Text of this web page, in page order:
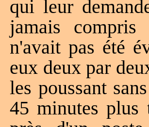
qui leur
jamais
n'avait pas été
eux deux par
les poussant
45 minutes plus